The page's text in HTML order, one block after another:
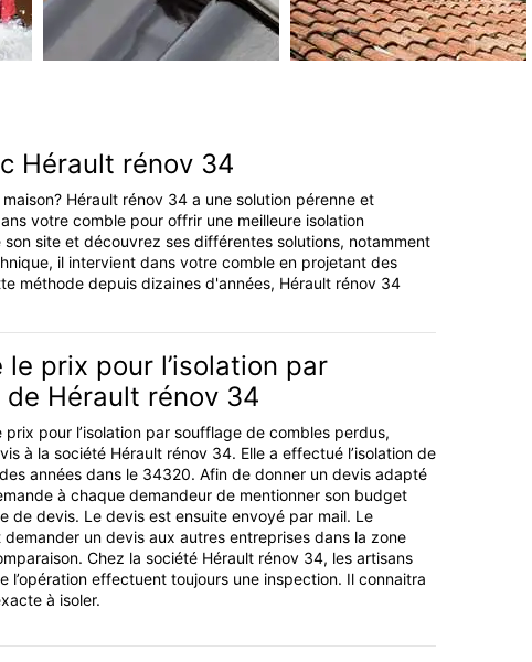
Hérault rénov 34
Hérault rénov 34 a une solution pérenne et
votre comble pour offrir une meilleure isolation
site et découvrez ses différentes solutions, notamment
il intervient dans votre comble en projetant des
méthode depuis dizaines d'années, Hérault rénov 34
le prix pour l’isolation par
Hérault rénov 34
prix pour l’isolation par soufflage de combles perdus,
à la société Hérault rénov 34. Elle a effectué l’isolation de
années dans le 34320. Afin de donner un devis adapté
à chaque demandeur de mentionner son budget
de devis. Le devis est ensuite envoyé par mail. Le
un devis aux autres entreprises dans la zone
Chez la société Hérault rénov 34, les artisans
l’opération effectuent toujours une inspection. Il connaitra
à isoler.